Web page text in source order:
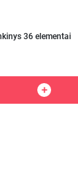
36 elementai